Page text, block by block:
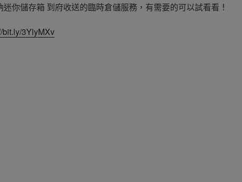
迷你儲存箱 到府收送的臨時倉儲服務，有需要的可以試看看！
bit.ly/3YlyMXv